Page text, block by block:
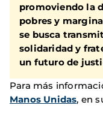
promoviendo la
pobres y
se busca
solidaridad y
un futuro de
Para más
Manos Unidas, en